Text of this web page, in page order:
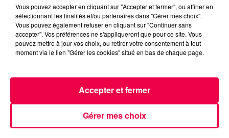
INFOS
EMISSIONS
JEUX
PODCASTS
Vous pouvez accepter en cliquant sur "Accepter et fermer", ou affiner en
sélectionnant les finalités et/ou partenaires dans "Gérer mes choix".
Vous pouvez également refuser en cliquant sur "Continuer sans
accepter". Vos préférences ne s'appliqueront que pour ce site. Vous
pouvez mettre à jour vos choix, ou retirer votre consentement à tout
moment via le lien "Gérer les cookies" situé en bas de chaque page.
Gérer mes choix
Accepter et fermer